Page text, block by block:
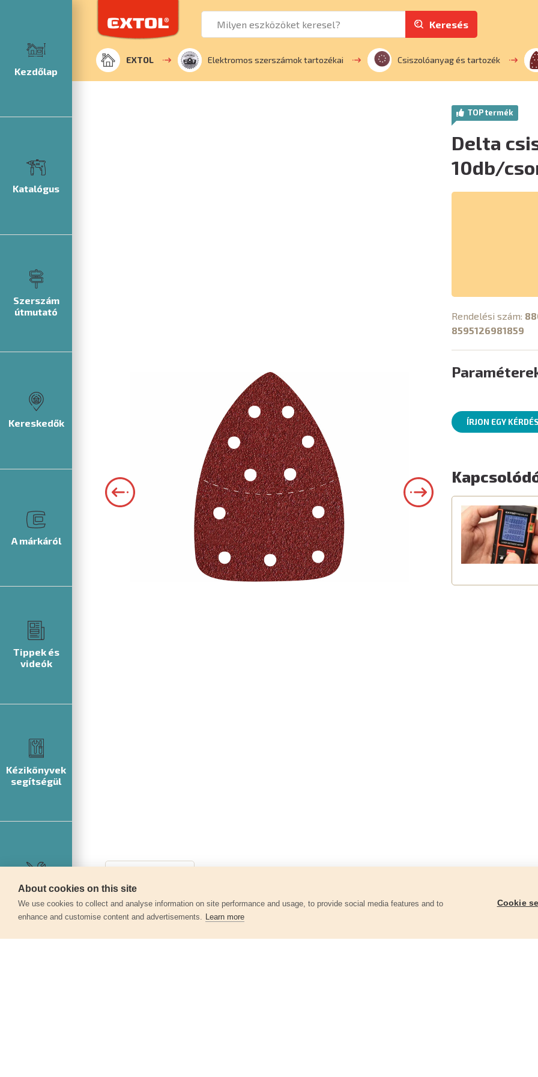
Kezdőlap
Katalógus
Szerszám
útmutató
Kereskedők
A márkáról
Tippek és
videók
Kézikönyvek
segítségül
Szerviz
Keresés
EXTOL Elektromos szerszámok tartozékai Csiszolóanyag és tartozék
TOP termék
Delta
10db/
Rendelési szám:
8595126981859
ÍRJON EGY
About cookies on this site
We use cookies to collect and analyse information on site performance and usage, to provide social media features and to
enhance and customise content and advertisements. Learn more
Cookie